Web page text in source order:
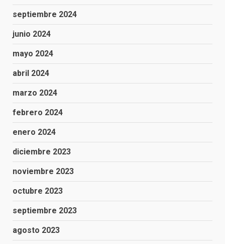
septiembre 2024
junio 2024
mayo 2024
abril 2024
marzo 2024
febrero 2024
enero 2024
diciembre 2023
noviembre 2023
octubre 2023
septiembre 2023
agosto 2023